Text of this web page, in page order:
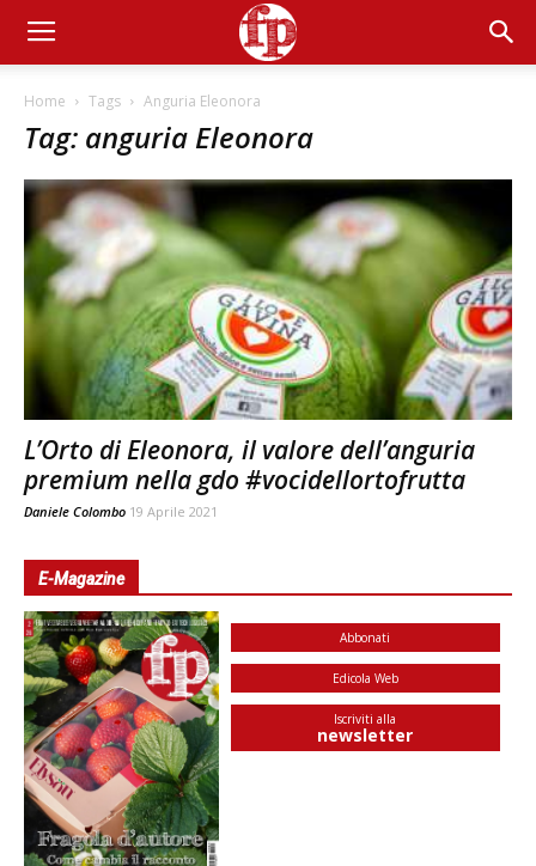
Home Tags Anguria Eleonora
Tag: anguria Eleonora
L’Orto di Eleonora, il valore dell’anguria
premium nella gdo #vocidellortofrutta
Daniele Colombo 19 Aprile 2021
E-Magazine
Abbonati
Edicola Web
Iscriviti alla
newsletter